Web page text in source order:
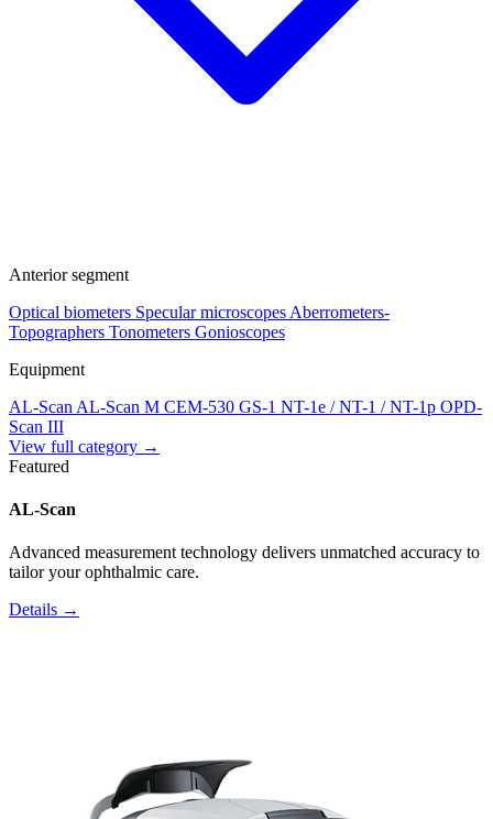
Anterior segment
Optical biometers Specular microscopes Aberrometers-
Topographers Tonometers Gonioscopes
Equipment
AL-Scan AL-Scan M CEM-530 GS-1 NT-1e / NT-1 / NT-1p OPD-
Scan III
View full category →
Featured
AL-Scan
Advanced measurement technology delivers unmatched accuracy to
tailor your ophthalmic care.
Details →